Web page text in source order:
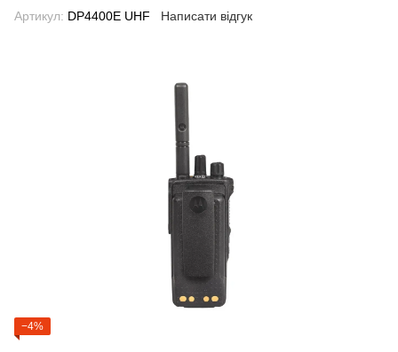
Артикул: DP4400E UHF Написати відгук
−4%